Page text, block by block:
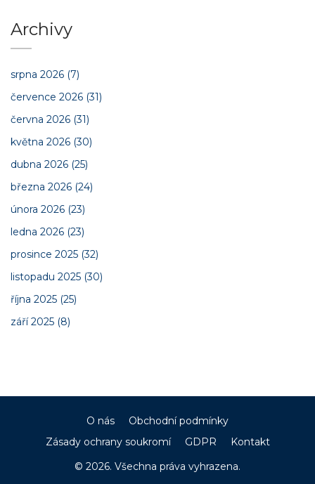
Archivy
srpna 2026 (7)
července 2026 (31)
června 2026 (31)
května 2026 (30)
dubna 2026 (25)
března 2026 (24)
února 2026 (23)
ledna 2026 (23)
prosince 2025 (32)
listopadu 2025 (30)
října 2025 (25)
září 2025 (8)
O nás
Obchodní podmínky
Zásady ochrany soukromí
GDPR
Kontakt
© 2026. Všechna práva vyhrazena.